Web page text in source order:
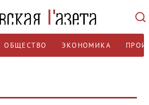
ОБЩЕСТВО ЭКОНОМИКА